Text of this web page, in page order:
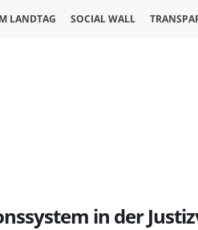
LANDTAG SOCIAL WALL
in der